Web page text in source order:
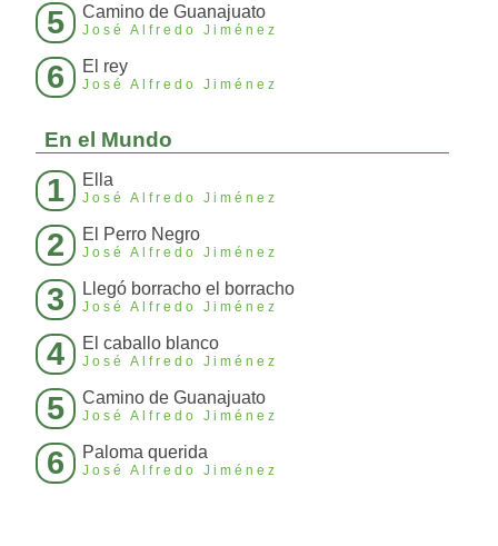
5 Camino de Guanajuato
José Alfredo Jiménez
6 El rey
José Alfredo Jiménez
En el Mundo
1 Ella
José Alfredo Jiménez
2 El Perro Negro
José Alfredo Jiménez
3 Llegó borracho el borracho
José Alfredo Jiménez
4 El caballo blanco
José Alfredo Jiménez
5 Camino de Guanajuato
José Alfredo Jiménez
6 Paloma querida
José Alfredo Jiménez